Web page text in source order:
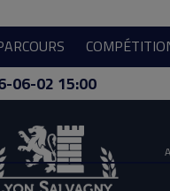
06-02 15:00